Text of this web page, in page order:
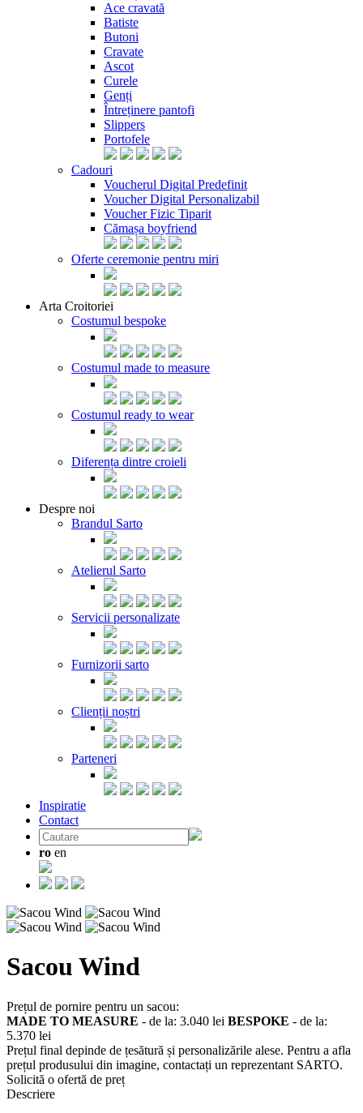
Ace cravată
Batiste
Butoni
Cravate
Ascot
Curele
Genți
Întreținere pantofi
Slippers
Portofele
Cadouri
Voucherul Digital Predefinit
Voucher Digital Personalizabil
Voucher Fizic Tiparit
Cămașa boyfriend
Oferte ceremonie pentru miri
Arta Croitoriei
Costumul bespoke
Costumul made to measure
Costumul ready to wear
Diferența dintre croieli
Despre noi
Brandul Sarto
Atelierul Sarto
Servicii personalizate
Furnizorii sarto
Clienții noștri
Parteneri
Inspiratie
Contact
ro en
Sacou Wind
Prețul de pornire pentru un sacou:
MADE TO MEASURE - de la: 3.040 lei BESPOKE - de la:
5.370 lei
Prețul final depinde de țesătură și personalizările alese. Pentru a afla
prețul produsului din imagine, contactați un reprezentant SARTO.
Solicită o ofertă de preț
Descriere